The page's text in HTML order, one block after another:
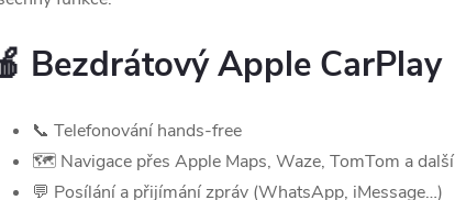
Bezdrátový Apple CarPlay
📞 Telefonování hands-free
🗺️ Navigace přes Apple Maps, Waze, TomTom a další
💬 Posílání a přijímání zpráv (WhatsApp, iMessage…)